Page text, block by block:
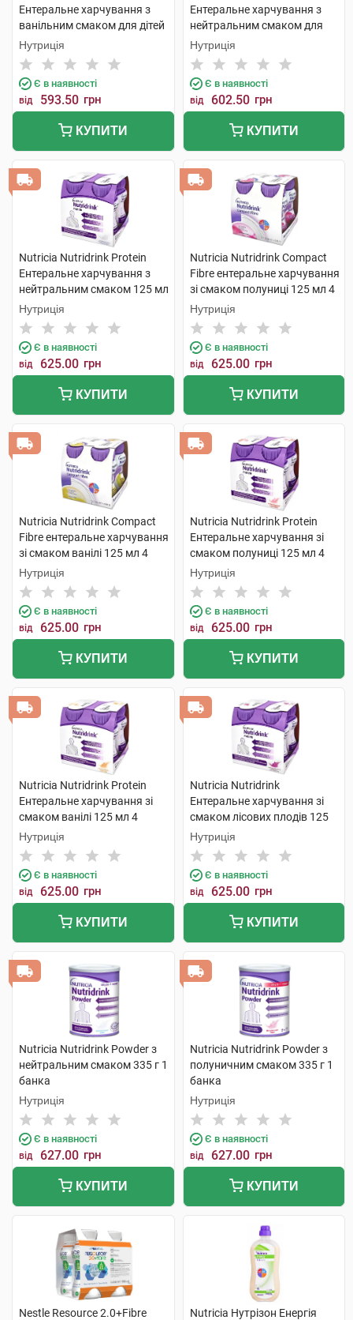
Ентеральне харчування з
ванільним смаком для дітей
від 1 року та старше 400 г 1
банка
Нутриція
Є в наявності
від 593.50 грн
КУПИТИ
Ентеральне харчування з
нейтральним смаком для
дітей від 1 року та старше
400 г 1 банка
Нутриція
Є в наявності
від 602.50 грн
КУПИТИ
Nutricia Nutridrink Protein
Ентеральне харчування з
нейтральним смаком 125 мл
4 пляшки
Нутриція
Є в наявності
від 625.00 грн
КУПИТИ
Nutricia Nutridrink Compact
Fibre ентеральне харчування
зі смаком полуниці 125 мл 4
пляшки
Нутриція
Є в наявності
від 625.00 грн
КУПИТИ
Nutricia Nutridrink Compact
Fibre ентеральне харчування
зі смаком ванілі 125 мл 4
пляшки
Нутриція
Є в наявності
від 625.00 грн
КУПИТИ
Nutricia Nutridrink Protein
Ентеральне харчування зі
смаком полуниці 125 мл 4
пляшки
Нутриція
Є в наявності
від 625.00 грн
КУПИТИ
Nutricia Nutridrink Protein
Ентеральне харчування зі
смаком ванілі 125 мл 4
пляшки
Нутриція
Є в наявності
від 625.00 грн
КУПИТИ
Nutricia Nutridrink
Ентеральне харчування зі
смаком лісових плодів 125
мл 4 пляшки
Нутриція
Є в наявності
від 625.00 грн
КУПИТИ
Nutricia Nutridrink Powder з
нейтральним смаком 335 г 1
банка
Нутриція
Є в наявності
від 627.00 грн
КУПИТИ
Nutricia Nutridrink Powder з
полуничним смаком 335 г 1
банка
Нутриція
Є в наявності
від 627.00 грн
КУПИТИ
Nestle Resource 2.0+Fibre
Nutricia Нутрізон Енергія